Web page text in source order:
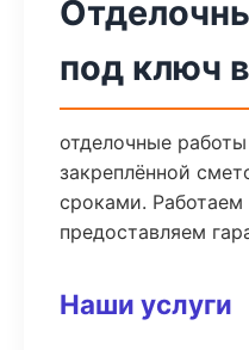
под ключ
отделочные
закреплённой
сроками.
предоставляем
Наши услуги